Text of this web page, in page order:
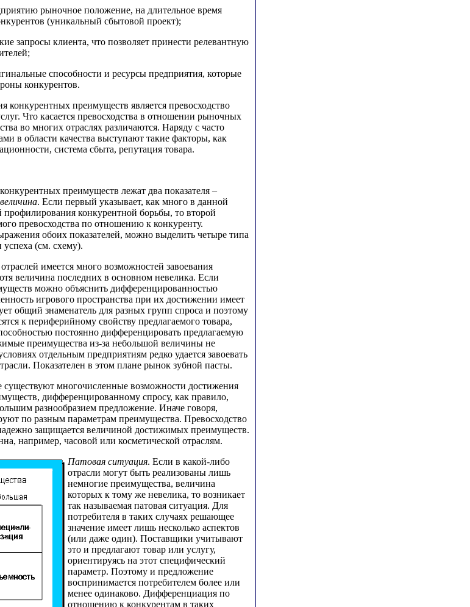
рыночное положение, на длительное время
(уникальный сбытовой проект);
запросы клиента, что позволяет принести релевантную
способности и ресурсы предприятия, которые
конкурентов.
конкурентных преимуществ является превосходство
Что касается превосходства в отношении рыночных
во многих отраслях различаются. Наряду с часто
в области качества выступают такие факторы, как
система сбыта, репутация товара.
преимуществ лежат два показателя –
. Если первый указывает, как много в данной
профилирования конкурентной борьбы, то второй
превосходства по отношению к конкуренту.
обоих показателей, можно выделить четыре типа
(см. схему).
имеется много возможностей завоевания
величина последних в основном невелика. Если
можно объяснить дифференцированностью
игрового пространства при их достижении имеет
общий знаменатель для разных групп спроса и поэтому
к периферийному свойству предлагаемого товара,
постоянно дифференцировать предлагаемую
преимущества из-за небольшой величины не
отдельным предприятиям редко удается завоевать
Показателен в этом плане рынок зубной пасты.
существуют многочисленные возможности достижения
дифференцированному спросу, как правило,
разнообразием предложение. Иначе говоря,
по разным параметрам преимущества. Превосходство
защищается величиной достижимых преимуществ.
например, часовой или косметической отраслям.
Патовая ситуация. Если в какой-либо
отрасли могут быть реализованы лишь
немногие преимущества, величина
которых к тому же невелика, то возникает
так называемая патовая ситуация. Для
потребителя в таких случаях решающее
значение имеет лишь несколько аспектов
(или даже один). Поставщики учитывают
это и предлагают товар или услугу,
ориентируясь на этот специфический
параметр. Поэтому и предложение
воспринимается потребителем более или
менее одинаково. Дифференциация по
отношению к конкурентам в таких